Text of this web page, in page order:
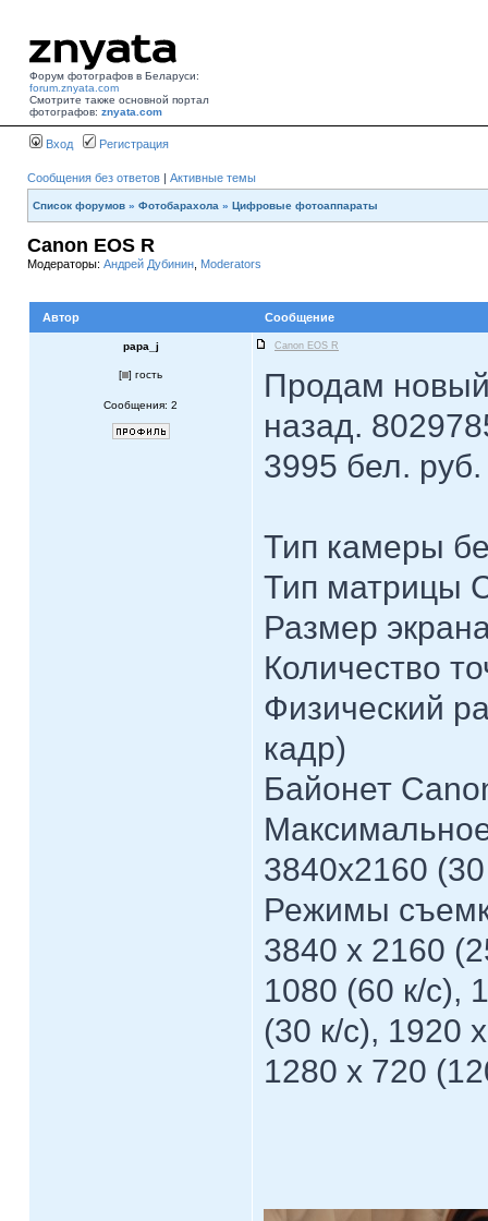
Форум фотографов в Беларуси:
forum.znyata.com
Смотрите также основной портал
фотографов: znyata.com
Вход Регистрация
Сообщения без ответов | Активные темы
Список форумов » Фотобарахола » Цифровые фотоаппараты
Canon EOS R
Модераторы: Андрей Дубинин Moderators
Автор Сообщение
papa_j Canon EOS R
[ ] гость
Сообщения: 2
Продам
назад.
3995 бел. руб.
Тип камеры
Тип матрицы
Размер
Количество
Физический
кадр)
Байонет
3840x2160
Режимы
3840 x 2160
1080 (60 к/с),
(30 к/с), 1920
1280 x 720